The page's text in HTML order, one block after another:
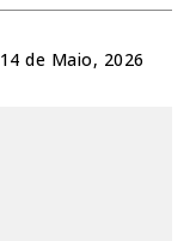
14 de Maio, 2026